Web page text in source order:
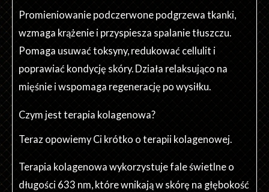
Promieniowanie podczerwone podgrzewa tkanki,
wzmaga krążenie i przyspiesza spalanie tłuszczu.
Pomaga usuwać toksyny, redukować cellulit i
poprawiać kondycję skóry. Działa relaksująco na
mięśnie i wspomaga regenerację po wysiłku.
Czym jest terapia kolagenowa?
Teraz opowiemy Ci krótko o terapii kolagenowej.
Terapia kolagenowa wykorzystuje fale świetlne o
długości 633 nm, które wnikają w skórę na głębokość